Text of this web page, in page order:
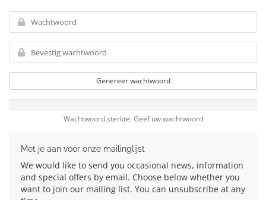
Genereer wachtwoord
Wachtwoord sterkte: Geef uw wachtwoord
Met je aan voor onze mailinglijst
We would like to send you occasional news, information
and special offers by email. Choose below whether you
want to join our mailing list. You can unsubscribe at any